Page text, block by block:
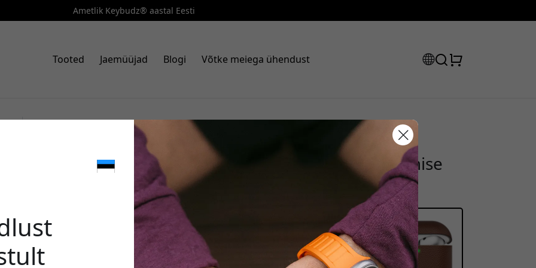
Ametlik Keybudz® aastal Eesti
Tooted Jaemüüjad Blogi Võtke meiega ühendust
Art. nr: AP4_S3_NBN
KeyBudz Artisan Series nahast ümbris AirPods 4.
põlvkonnale pealisnahast Itaalia nahast ja laadimise
toega - Looduslik pruun
🎉 Sinu sooduskood:
Kasuta seda koodi kassas, et saada 15% allahindlust.